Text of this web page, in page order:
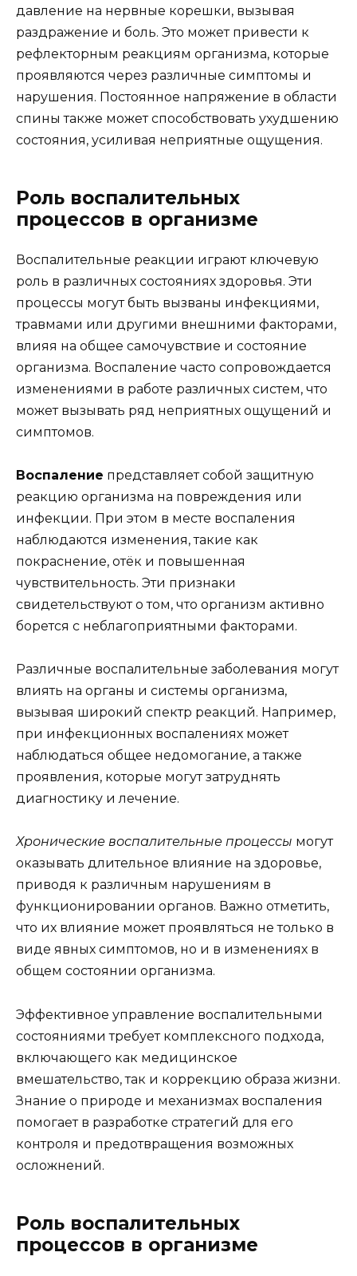
давление на нервные корешки, вызывая
раздражение и боль. Это может привести к
рефлекторным реакциям организма, которые
проявляются через различные симптомы и
нарушения. Постоянное напряжение в области
спины также может способствовать ухудшению
состояния, усиливая неприятные ощущения.
Роль воспалительных
процессов в организме
Воспалительные реакции играют ключевую
роль в различных состояниях здоровья. Эти
процессы могут быть вызваны инфекциями,
травмами или другими внешними факторами,
влияя на общее самочувствие и состояние
организма. Воспаление часто сопровождается
изменениями в работе различных систем, что
может вызывать ряд неприятных ощущений и
симптомов.
Воспаление представляет собой защитную
реакцию организма на повреждения или
инфекции. При этом в месте воспаления
наблюдаются изменения, такие как
покраснение, отёк и повышенная
чувствительность. Эти признаки
свидетельствуют о том, что организм активно
борется с неблагоприятными факторами.
Различные воспалительные заболевания могут
влиять на органы и системы организма,
вызывая широкий спектр реакций. Например,
при инфекционных воспалениях может
наблюдаться общее недомогание, а также
проявления, которые могут затруднять
диагностику и лечение.
Хронические воспалительные процессы могут
оказывать длительное влияние на здоровье,
приводя к различным нарушениям в
функционировании органов. Важно отметить,
что их влияние может проявляться не только в
виде явных симптомов, но и в изменениях в
общем состоянии организма.
Эффективное управление воспалительными
состояниями требует комплексного подхода,
включающего как медицинское
вмешательство, так и коррекцию образа жизни.
Знание о природе и механизмах воспаления
помогает в разработке стратегий для его
контроля и предотвращения возможных
осложнений.
Роль воспалительных
процессов в организме